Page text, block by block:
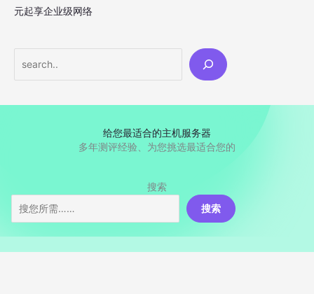
元起享企业级网络
给您最适合的主机服务器
多年测评经验、为您挑选最适合您的
搜索
搜索